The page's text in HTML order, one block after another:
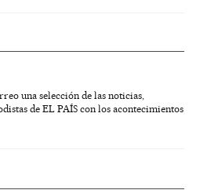
una selección de las noticias,
de EL PAÍS con los acontecimientos